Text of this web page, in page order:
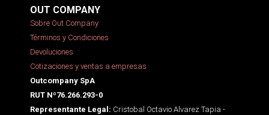
OUT COMPANY
Sobre Out Company
Términos y Condiciones
Devoluciones
Cotizaciones y ventas a empresas
Outcompany SpA
RUT Nº76.266.293-0
Representante Legal: Cristobal Octavio Alvarez Tapia -